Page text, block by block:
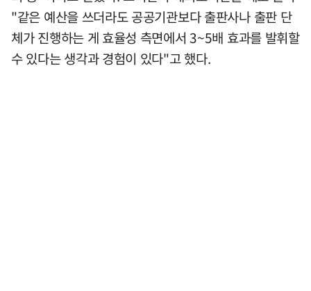
"같은 예산을 쓰더라도 공공기관보다 출판사나 출판 단
체가 진행하는 게 효율성 측면에서 3~5배 효과를 발휘할
수 있다는 생각과 경험이 있다"고 했다.